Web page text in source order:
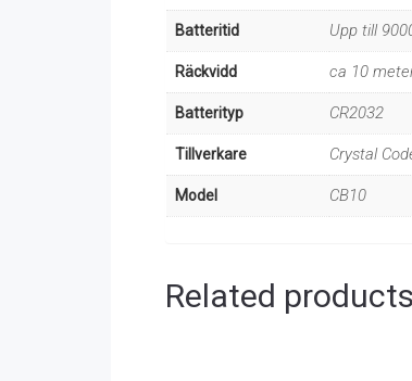
Batteritid Upp till
Räckvidd ca 10
Batterityp CR2032
Tillverkare Crystal
Model CB10
Related products